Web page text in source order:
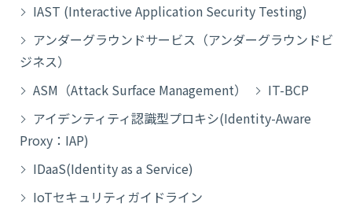
IAST (Interactive Application Security Testing)
アンダーグラウンドサービス（アンダーグラウンドビ
ジネス）
ASM（Attack Surface Management）
IT-BCP
アイデンティティ認識型プロキシ(Identity-Aware
Proxy：IAP)
IDaaS(Identity as a Service)
IoTセキュリティガイドライン